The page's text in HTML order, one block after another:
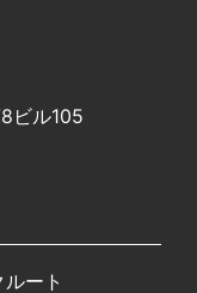
ビル105
ルート